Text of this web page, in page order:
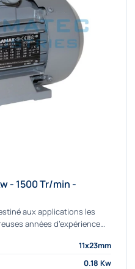
- 1500 Tr/min -
aux applications les
années d’expérience
11x23mm
0.18 Kw